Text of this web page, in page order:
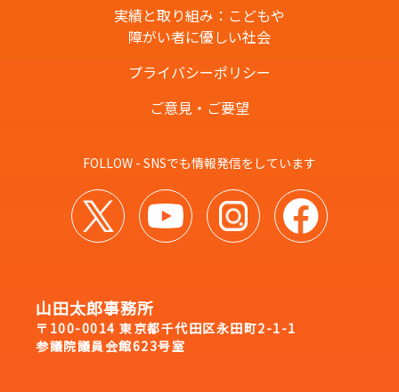
実績と取り組み：こどもや
障がい者に優しい社会
プライバシーポリシー
ご意見・ご要望
FOLLOW - SNSでも情報発信をしています
山田太郎事務所
〒100-0014 東京都千代田区永田町2-1-1
参議院議員会館623号室